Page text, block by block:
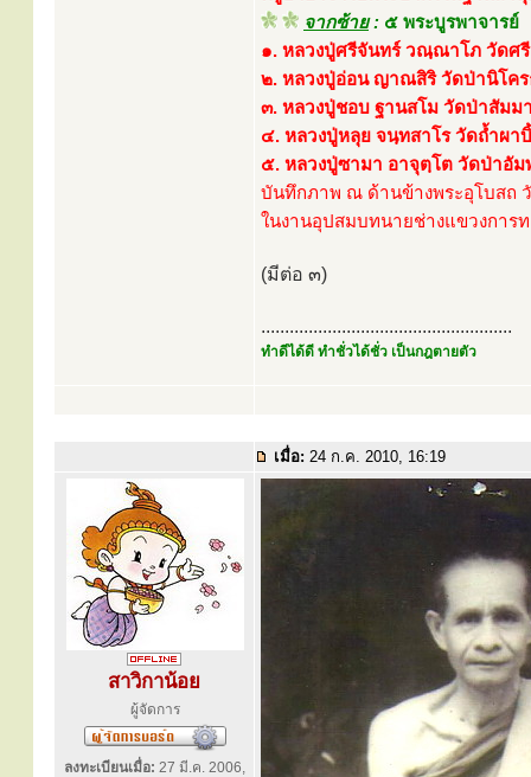
จากซ้าย: ๕ พระบูรพาจารย์
๑. หลวงปู่ศรีจันทร์ วณฺณาโภ วัดศรี
๒. หลวงปู่อ่อน ญาณสิริ วัดป่านิโคร
๓. หลวงปู่ชอบ ฐานสโม วัดป่าสัมม
๔. หลวงปู่หลุย จนฺทสาโร วัดถ้ำผาบิ้
๕. หลวงปู่ซามา อาจุตฺโต วัดป่าอัม
บันทึกภาพ ณ ด้านข้างพระอุโบสถ
ในงานอุปสมบทนายช่างแขวงการ
(มีต่อ ๓)
.....................................................
ทำดีได้ดี ทำชั่วได้ชั่ว เป็นกฎตายตัว
เมื่อ: 24 ก.ค. 2010, 16:19
สาวิกาน้อย
ผู้จัดการ
ลงทะเบียนเมื่อ: 27 มี.ค. 2006,